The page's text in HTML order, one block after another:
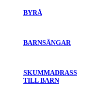
BYRÅ
BARNSÄNGAR
SKUMMADRASS
TILL BARN